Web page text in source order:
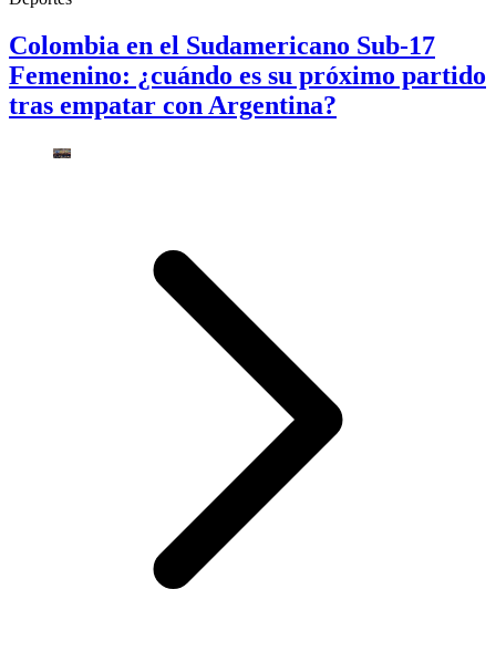
Colombia en el Sudamericano Sub-17
Femenino: ¿cuándo es su próximo partido
tras empatar con Argentina?